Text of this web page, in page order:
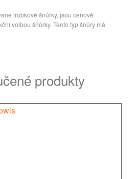
trubkové šňůrky, jsou cenově
volbou šňůrky. Tento typ šňůry má
produkty